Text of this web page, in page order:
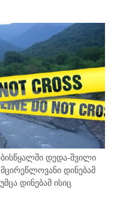
დედა-შვილი
დინებამ
დინებამ ისიც
იპოვა და